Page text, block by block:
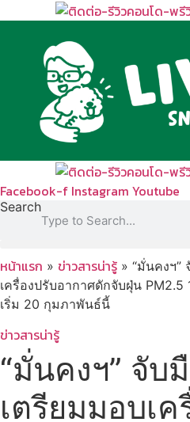
Facebook-f Instagram Youtube
Search
หน้าแรก » ข่าวสารน่ารู้ » “มั่นคงฯ”
เครื่องปรับอากาศดักจับฝุ่น
เริ่ม 20 กุมภาพันธ์นี้
ข่าวสารน่ารู้
“มั่นคงฯ” จับ
เตรียมมอบเค